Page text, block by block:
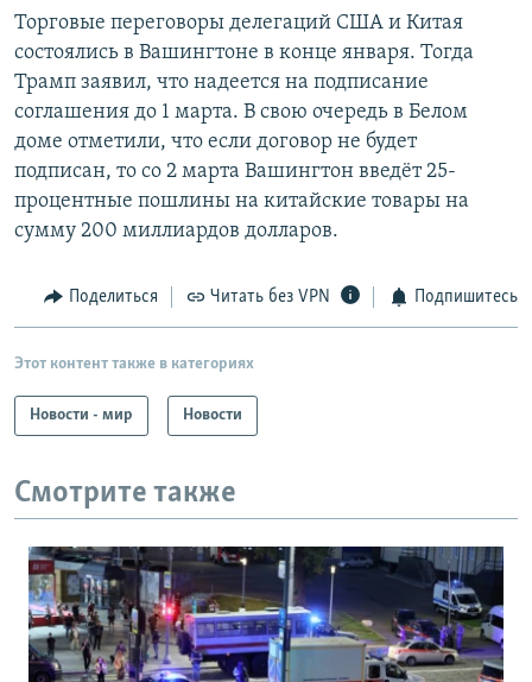
Торговые переговоры делегаций США и Китая
состоялись в Вашингтоне в конце января. Тогда
Трамп заявил, что надеется на подписание
соглашения до 1 марта. В свою очередь в Белом
доме отметили, что если договор не будет
подписан, то со 2 марта Вашингтон введёт 25-
процентные пошлины на китайские товары на
сумму 200 миллиардов долларов.
Поделиться Читать без VPN Подпишитесь
Этот контент также в категориях
Новости - мир Новости
Смотрите также